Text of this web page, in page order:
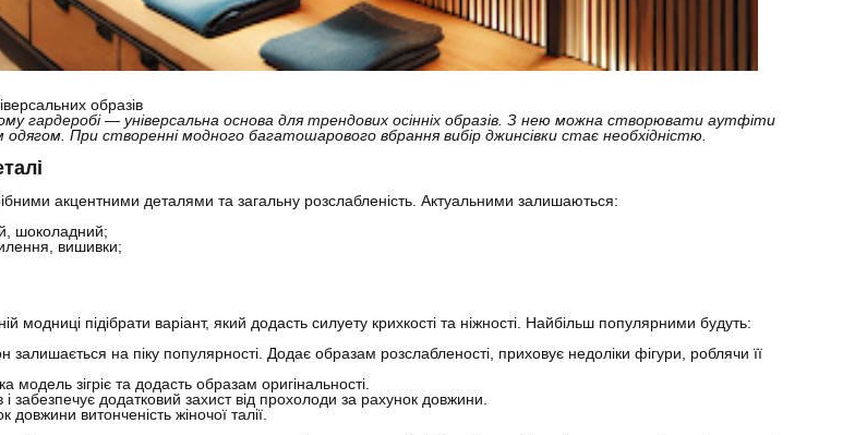
образів
гардеробі — універсальна основа для трендових осінніх образів. З нею можна створювати аутфіти
При створенні модного багатошарового вбрання вибір джинсівки стає необхідністю.
акцентними деталями та загальну розслабленість. Актуальними залишаються:
шоколадний;
вишивки;
підібрати варіант, який додасть силуету крихкості та ніжності. Найбільш популярними будуть:
на піку популярності. Додає образам розслабленості, приховує недоліки фігури, роблячи її
зігріє та додасть образам оригінальності.
забезпечує додатковий захист від прохолоди за рахунок довжини.
витонченість жіночої талії.